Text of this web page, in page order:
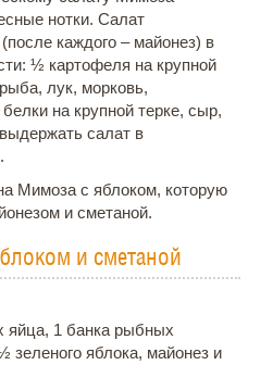
нотки. Салат
каждого – майонез) в
½ картофеля на крупной
лук, морковь,
на крупной терке, сыр,
салат в
Мимоза с яблоком, которую
и сметаной.
и сметаной
яйца, 1 банка рыбных
зеленого яблока, майонез и